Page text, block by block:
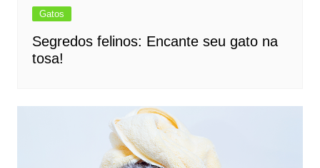
Gatos
Segredos felinos: Encante seu gato na
tosa!